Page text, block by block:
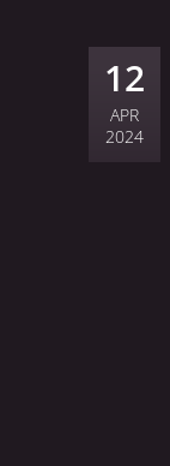
12
APR
2024